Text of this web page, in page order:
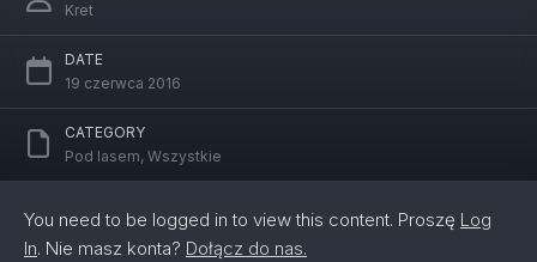
Kret
DATE
19 czerwca 2016
CATEGORY
Pod lasem, Wszystkie
You need to be logged in to view this content. Proszę Log
In. Nie masz konta? Dołącz do nas.